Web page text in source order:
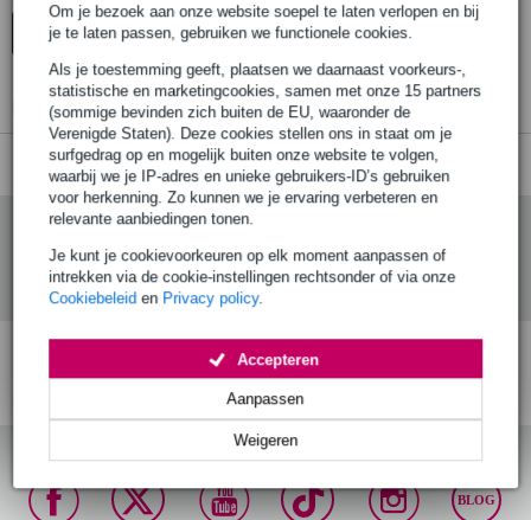
Om je bezoek aan onze website soepel te laten verlopen en bij
je te laten passen, gebruiken we functionele cookies.
Als je toestemming geeft, plaatsen we daarnaast voorkeurs-,
statistische en marketingcookies, samen met onze 15 partners
(sommige bevinden zich buiten de EU, waaronder de
Verenigde Staten). Deze cookies stellen ons in staat om je
surfgedrag op en mogelijk buiten onze website te volgen,
waarbij we je IP-adres en unieke gebruikers-ID’s gebruiken
voor herkenning. Zo kunnen we je ervaring verbeteren en
relevante aanbiedingen tonen.
Je kunt je cookievoorkeuren op elk moment aanpassen of
intrekken via de cookie-instellingen rechtsonder of via onze
Cookiebeleid en Privacy policy.
Weigeren
Aanpassen
Accepteren
Top-10 Advies
Er zijn geen producten gevonden.
Gratis verzending vanaf
Voor 23:00 besteld,
morgen in huis (mits
op voorraad)
30 dagen 'niet goed
BLOG